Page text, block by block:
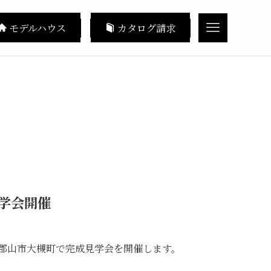
モデルハウス カタログ請求
会開催
市大槻町で完成見学会を開催します。